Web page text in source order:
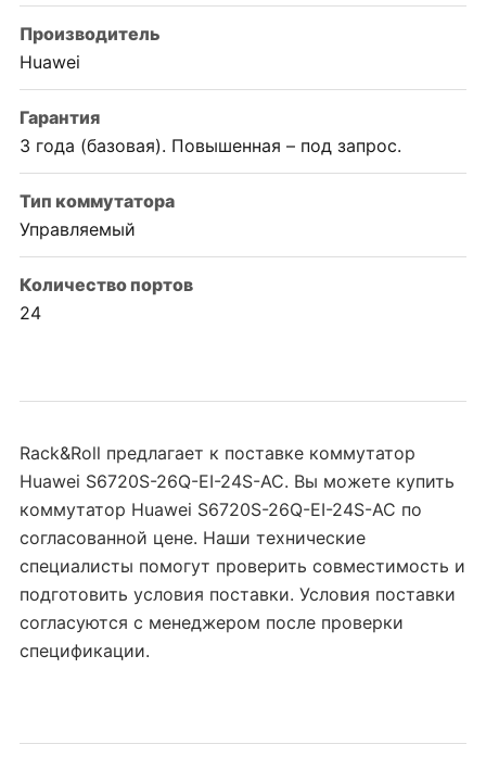
Производитель
Huawei
Гарантия
3 года (базовая). Повышенная – под запрос.
Тип коммутатора
Управляемый
Количество портов
24
Rack&Roll предлагает к поставке коммутатор
Huawei S6720S-26Q-EI-24S-AC. Вы можете купить
коммутатор Huawei S6720S-26Q-EI-24S-AC по
согласованной цене. Наши технические
специалисты помогут проверить совместимость и
подготовить условия поставки. Условия поставки
согласуются с менеджером после проверки
спецификации.